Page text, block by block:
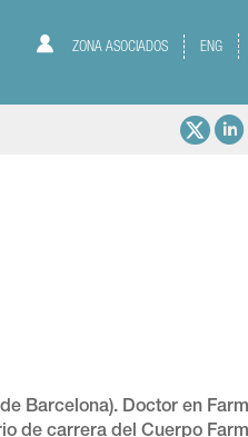
ZONA ASOCIADOS ENG
Barcelona). Doctor en
de carrera del Cuerpo